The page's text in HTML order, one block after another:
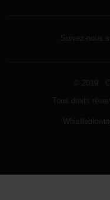
Suivez-nous
© 2019
Tous droits